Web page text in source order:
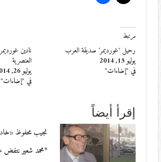
مرتبط
رحيل ‘غورديمر’ صديقة العرب
يوليو 15, 2014
في "إضاءات"
نادين
العنصرية
يوليو 26, 2014
في "إضاءات"
إقرأ أيضاً
نجيب محفوظ
*محمد شعير نتفض